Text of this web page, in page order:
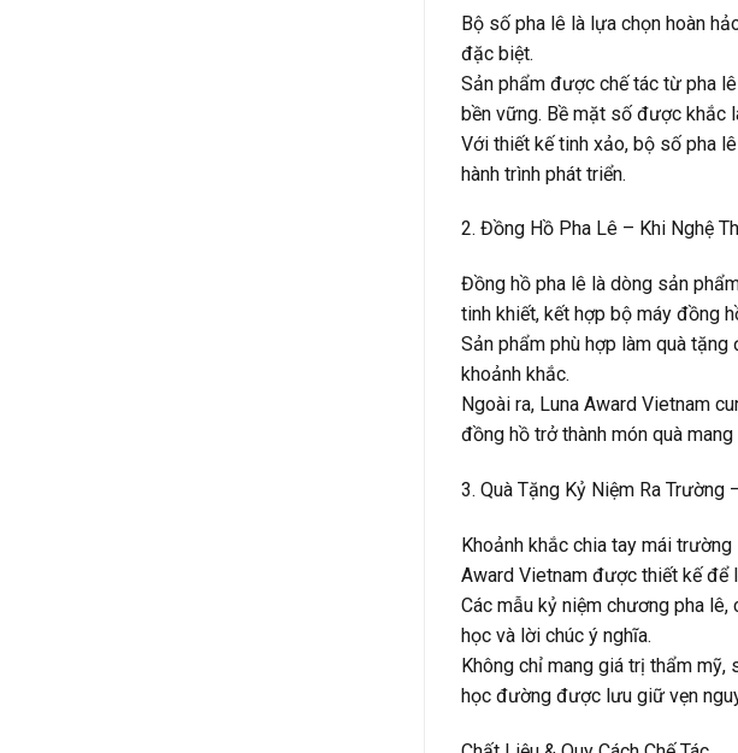
Bộ số pha lê là lựa chọn hoàn
đặc biệt.
Sản phẩm được chế tác từ pha
bền vững. Bề mặt số được khắc
Với thiết kế tinh xảo, bộ số pha
hành trình phát triển.
2. Đồng Hồ Pha Lê – Khi Nghệ
Đồng hồ pha lê là dòng sản
tinh khiết, kết hợp bộ máy đồng
Sản phẩm phù hợp làm quà
khoảnh khắc.
Ngoài ra, Luna Award Vietnam
đồng hồ trở thành món quà
3. Quà Tặng Kỷ Niệm Ra Trường
Khoảnh khắc chia tay mái
Award Vietnam được thiết kế để
Các mẫu kỷ niệm chương pha
học và lời chúc ý nghĩa.
Không chỉ mang giá trị thẩm
học đường được lưu giữ vẹn